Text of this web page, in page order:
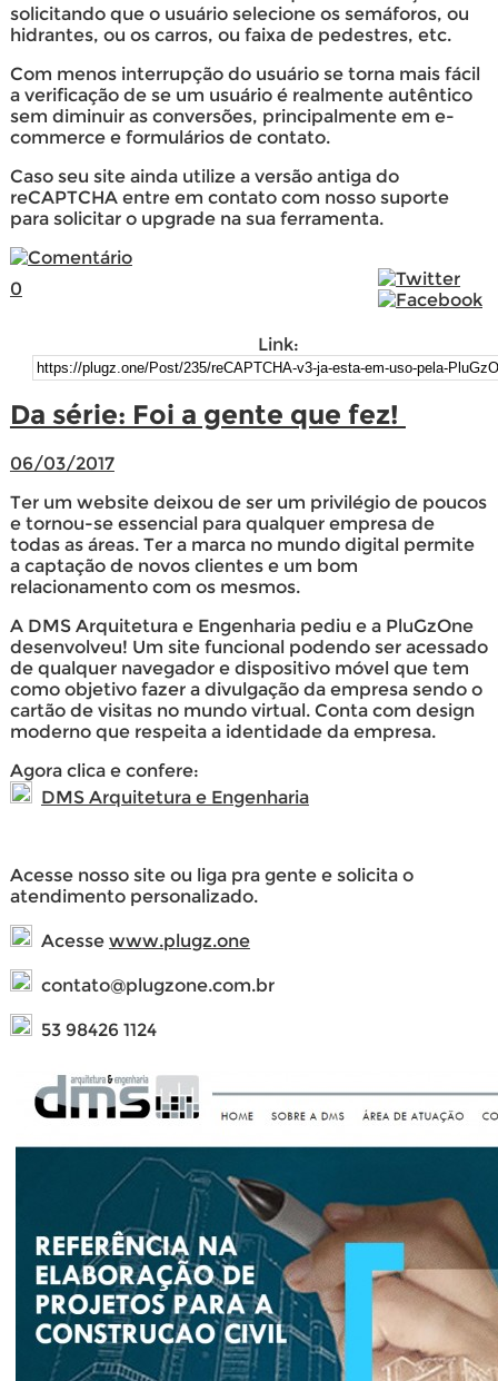
solicitando que o usuário selecione os semáforos, ou
hidrantes, ou os carros, ou faixa de pedestres, etc.
Com menos interrupção do usuário se torna mais fácil
a verificação de se um usuário é realmente autêntico
sem diminuir as conversões, principalmente em e-
commerce e formulários de contato.
Caso seu site ainda utilize a versão antiga do
reCAPTCHA entre em contato com nosso suporte
para solicitar o upgrade na sua ferramenta.
0
Link:
Da série: Foi a gente que fez!
06/03/2017
Ter um website deixou de ser um privilégio de poucos
e tornou-se essencial para qualquer empresa de
todas as áreas. Ter a marca no mundo digital permite
a captação de novos clientes e um bom
relacionamento com os mesmos.
A DMS Arquitetura e Engenharia pediu e a PluGzOne
desenvolveu! Um site funcional podendo ser acessado
de qualquer navegador e dispositivo móvel que tem
como objetivo fazer a divulgação da empresa sendo o
cartão de visitas no mundo virtual. Conta com design
moderno que respeita a identidade da empresa.
Agora clica e confere:
DMS Arquitetura e Engenharia
Acesse nosso site ou liga pra gente e solicita o
atendimento personalizado.
Acesse www.plugz.one
contato@plugzone.com.br
53 98426 1124